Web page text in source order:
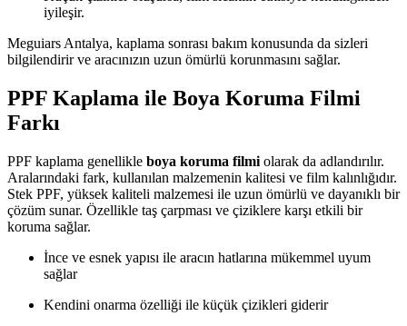
iyileşir.
Meguiars Antalya, kaplama sonrası bakım konusunda da sizleri
bilgilendirir ve aracınızın uzun ömürlü korunmasını sağlar.
PPF Kaplama ile Boya Koruma Filmi
Farkı
PPF kaplama genellikle boya koruma filmi olarak da adlandırılır.
Aralarındaki fark, kullanılan malzemenin kalitesi ve film kalınlığıdır.
Stek PPF, yüksek kaliteli malzemesi ile uzun ömürlü ve dayanıklı bir
çözüm sunar. Özellikle taş çarpması ve çiziklere karşı etkili bir
koruma sağlar.
İnce ve esnek yapısı ile aracın hatlarına mükemmel uyum
sağlar
Kendini onarma özelliği ile küçük çizikleri giderir